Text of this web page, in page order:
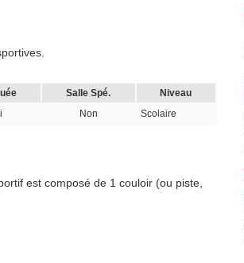
Salle Spé.
Niveau
Non Scolaire
est composé de 1 couloir (ou piste,